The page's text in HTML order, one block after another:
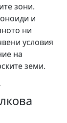
зони.
и
ни
условия
на
земи.